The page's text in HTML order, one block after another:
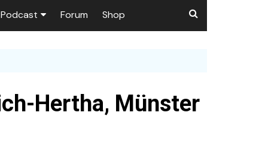
dieser Seite
Podcast Forum Shop
Hertha, Münster